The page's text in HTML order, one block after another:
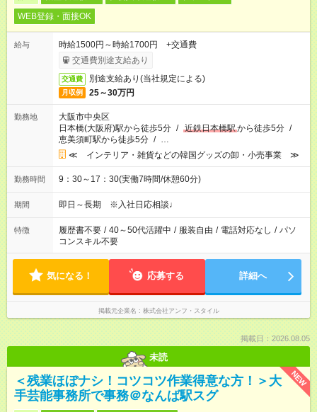
WEB登録・面接OK
給与
時給1500円～時給1700円 +交通費
交通費別途支給あり
交通費 別途支給あり(当社規定による)
月収例 25～30万円
勤務地
大阪市中央区
日本橋(大阪府)駅から徒歩5分 / 近鉄日本橋駅から徒歩5分 /
恵美須町駅から徒歩5分 / …
≪ インテリア・雑貨などの韓国グッズの卸・小売事業 ≫
勤務時間 9：30～17：30(実働7時間/休憩60分)
期間 即日～長期 ※入社日応相談♩
特徴 履歴書不要 / 40～50代活躍中 / 服装自由 / 電話対応なし / パソ
コンスキル不要
気になる！ 応募する 詳細へ
掲載元企業名 株式会社アンフ・スタイル
掲載日：2026.08.05
未読
NEW
＜残業ほぼナシ！コツコツ作業得意な方！＞大
手芸能事務所で事務＠なんば駅スグ